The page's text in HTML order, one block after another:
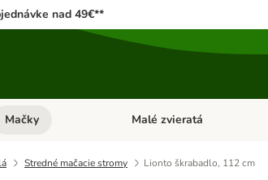
nad 49€**
Otvoriť menu: Psy
Mačky Otvoriť menu: Mačky
Malé zvieratá
Stredné mačacie stromy Lionto škrabadlo, 112 cm